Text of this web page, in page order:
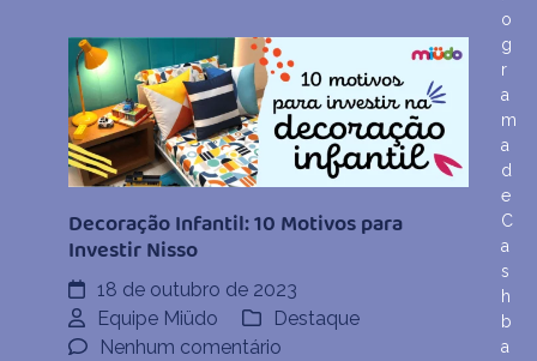
Decoração Infantil: 10 Motivos para
Investir Nisso
18 de outubro de 2023
Equipe Miüdo
Destaque
Nenhum comentário
o
g
r
a
m
a
d
e
C
a
s
h
b
a